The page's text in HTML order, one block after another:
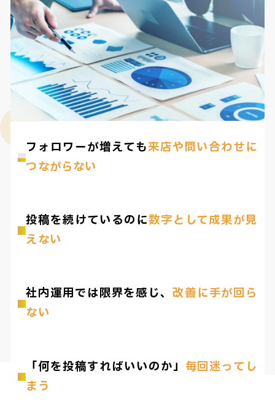
フォロワーが増えても来店や問い合わせに
つながらない
投稿を続けているのに数字として成果が見
えない
社内運用では限界を感じ、 改善に手が回ら
ない
「何を投稿すればいいのか」 毎回迷ってし
まう